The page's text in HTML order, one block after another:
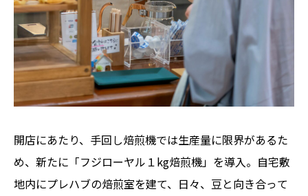
開店にあたり、手回し焙煎機では生産量に限界があるた
め、新たに「フジローヤル１kg焙煎機」を導入。自宅敷
地内にプレハブの焙煎室を建て、日々、豆と向き合って